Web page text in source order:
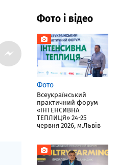
Фото і відео
Фото
Всеукраїнський
практичний форум
«ІНТЕНСИВНА
ТЕПЛИЦЯ» 24-25
червня 2026, м.Львів